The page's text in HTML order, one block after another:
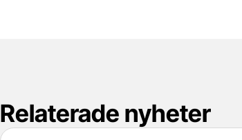
Relaterade nyheter